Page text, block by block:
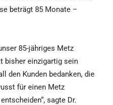
beträgt 85 Monate –
85-jähriges Metz
bisher einzigartig sein
den Kunden bedanken, die
für einen Metz
sagte Dr.